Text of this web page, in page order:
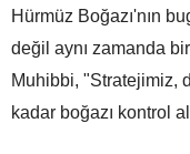
Hürmüz Boğazı'nın
değil aynı zamanda
Muhibbi, "Stratejimiz,
kadar boğazı kontrol